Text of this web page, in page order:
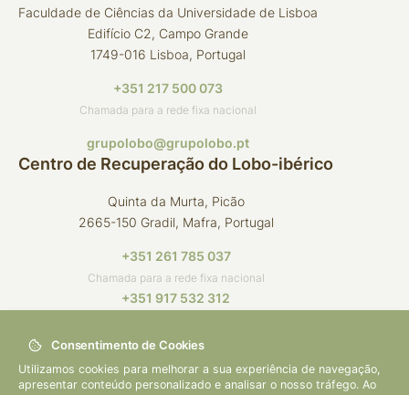
Faculdade de Ciências da Universidade de Lisboa
Edifício C2, Campo Grande
1749-016 Lisboa, Portugal
+351 217 500 073
Chamada para a rede fixa nacional
grupolobo@grupolobo.pt
Centro de Recuperação do Lobo-ibérico
Quinta da Murta, Picão
2665-150 Gradil, Mafra, Portugal
+351 261 785 037
Chamada para a rede fixa nacional
+351 917 532 312
crli@grupolobo.pt
Consentimento de Cookies
Utilizamos cookies para melhorar a sua experiência de navegação,
apresentar conteúdo personalizado e analisar o nosso tráfego. Ao